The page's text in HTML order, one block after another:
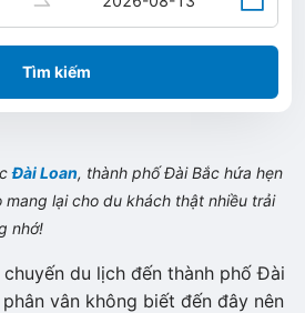
Tìm kiếm
Đài Loan, thành phố Đài Bắc hứa hẹn
mang lại cho du khách thật nhiều trải
nhớ!
du lịch đến thành phố Đài
vân không biết đến đây nên